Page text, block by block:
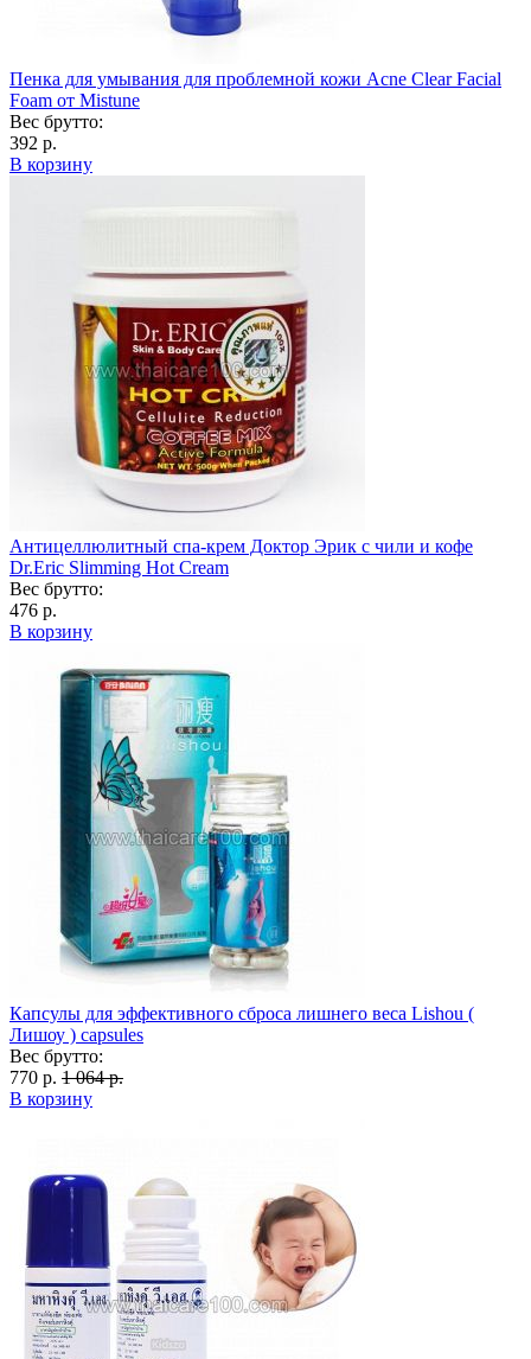
Пенка для умывания для проблемной кожи Acne Clear Facial
Foam от Mistune
Вес брутто:
392 р.
В корзину
Антицеллюлитный спа-крем Доктор Эрик с чили и кофе
Dr.Eric Slimming Hot Cream
Вес брутто:
476 р.
В корзину
Капсулы для эффективного сброса лишнего веса Lishou (
Лишоу ) capsules
Вес брутто:
770 р. 1 064 р.
В корзину